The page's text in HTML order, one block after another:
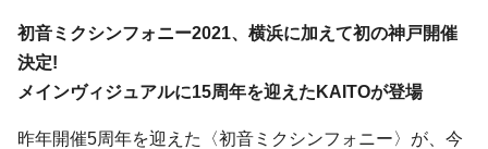
初音ミクシンフォニー2021、横浜に加えて初の神戸開催
決定!
メインヴィジュアルに15周年を迎えたKAITOが登場
昨年開催5周年を迎えた〈初音ミクシンフォニー〉が、今